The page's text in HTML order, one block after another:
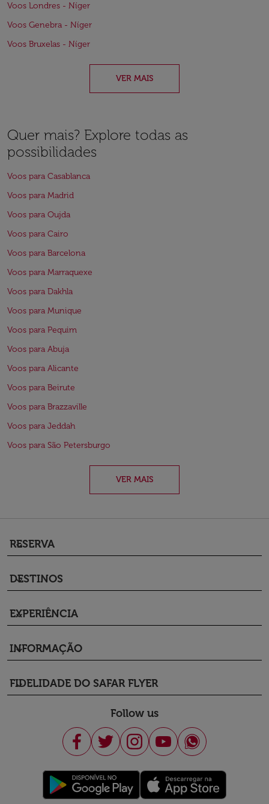
Voos Londres - Níger
Voos Genebra - Níger
Voos Bruxelas - Níger
VER MAIS
Quer mais? Explore todas as
possibilidades
Voos para Casablanca
Voos para Madrid
Voos para Oujda
Voos para Cairo
Voos para Barcelona
Voos para Marraquexe
Voos para Dakhla
Voos para Munique
Voos para Pequim
Voos para Abuja
Voos para Alicante
Voos para Beirute
Voos para Brazzaville
Voos para Jeddah
Voos para São Petersburgo
VER MAIS
RESERVA
keyboard_arrow_down
DESTINOS
keyboard_arrow_down
EXPERIÊNCIA
keyboard_arrow_down
INFORMAÇÃO
keyboard_arrow_down
FIDELIDADE DO SAFAR FLYER
keyboard_arrow_down
Follow us